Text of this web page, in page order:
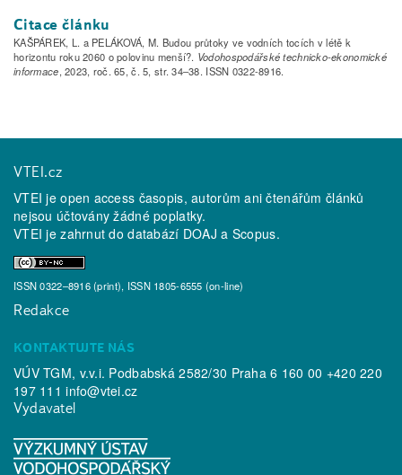
Citace článku
KAŠPÁREK, L. a PELÁKOVÁ, M. Budou průtoky ve vodních tocích v létě k
horizontu roku 2060 o polovinu menší?. Vodohospodářské technicko-ekonomické
informace, 2023, roč. 65, č. 5, str. 34–38. ISSN 0322-8916.
VTEI.cz
VTEI je open access časopis, autorům ani čtenářům článků
nejsou účtovány žádné poplatky.
VTEI je zahrnut do databází DOAJ a Scopus.
ISSN 0322–8916 (print), ISSN 1805-6555 (on-line)
Redakce
KONTAKTUJTE NÁS
VÚV TGM, v.v.i. Podbabská 2582/30 Praha 6 160 00 +420 220
197 111info@vtei.cz
Vydavatel